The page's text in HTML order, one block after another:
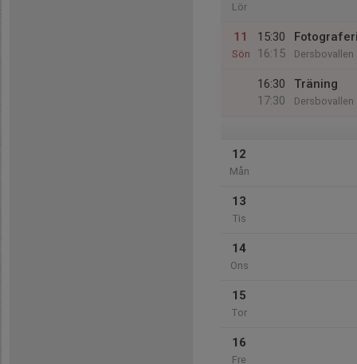
Lör
11
Sön
15:30
16:15
Dersbovallen
16:30
17:30
Träning
Dersbovallen
12
Mån
13
Tis
14
Ons
15
Tor
16
Fre